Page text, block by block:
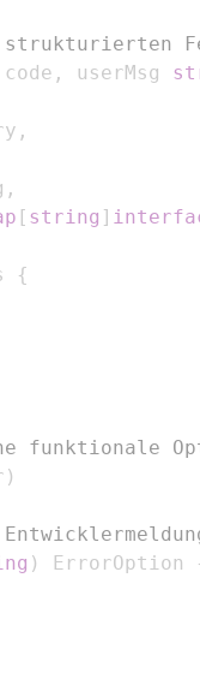
code , userMsg
,
,
[ string ]
{
)
) ErrorOption